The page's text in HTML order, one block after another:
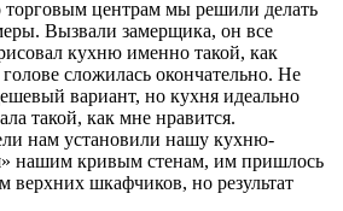
торговым центрам мы решили делать
Вызвали замерщика, он все
кухню именно такой, как
сложилась окончательно. Не
вариант, но кухня идеально
такой, как мне нравится.
нам установили нашу кухню-
нашим кривым стенам, им пришлось
верхних шкафчиков, но результат